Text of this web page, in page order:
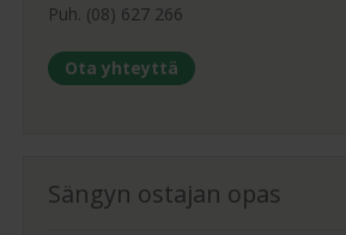
Puh. (08) 627 266
Ota yhteyttä
Sängyn ostajan opas